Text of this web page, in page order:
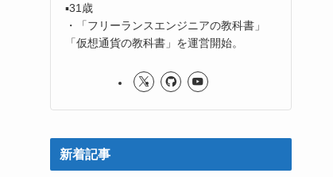
▪️31歳
・「フリーランスエンジニアの教科書」
「仮想通貨の教科書」を運営開始。
新着記事